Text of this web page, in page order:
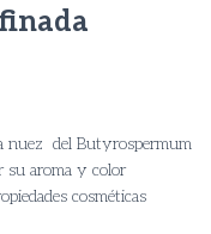
nuez del Butyrospermum
su aroma y color
cosméticas